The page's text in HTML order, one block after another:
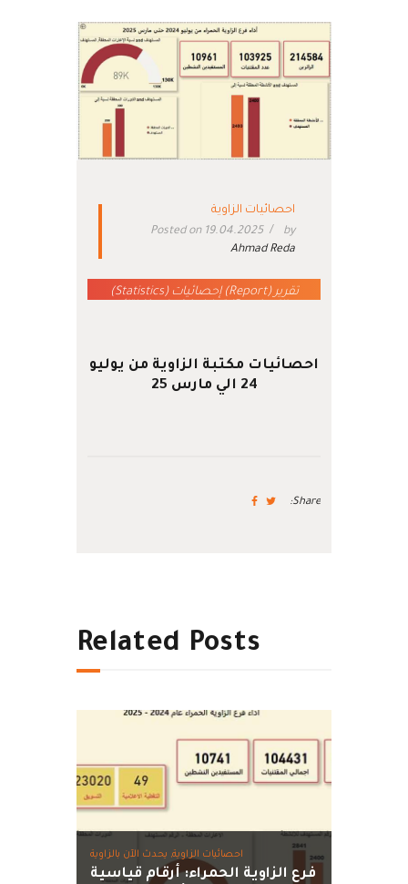
احصائيات الزاوية
Posted on 19.04.2025
by
Ahmad Reda
تقرير (Report) إحصائيات (Statistics)
استنتاج (Conclusion)
احصائيات مكتبة الزاوية من يوليو
24 الي مارس 25
Share:
Related Posts
احصائيات الزاوية, يحدث الآن بالزاوية
فرع الزاوية الحمراء: أرقام قياسية